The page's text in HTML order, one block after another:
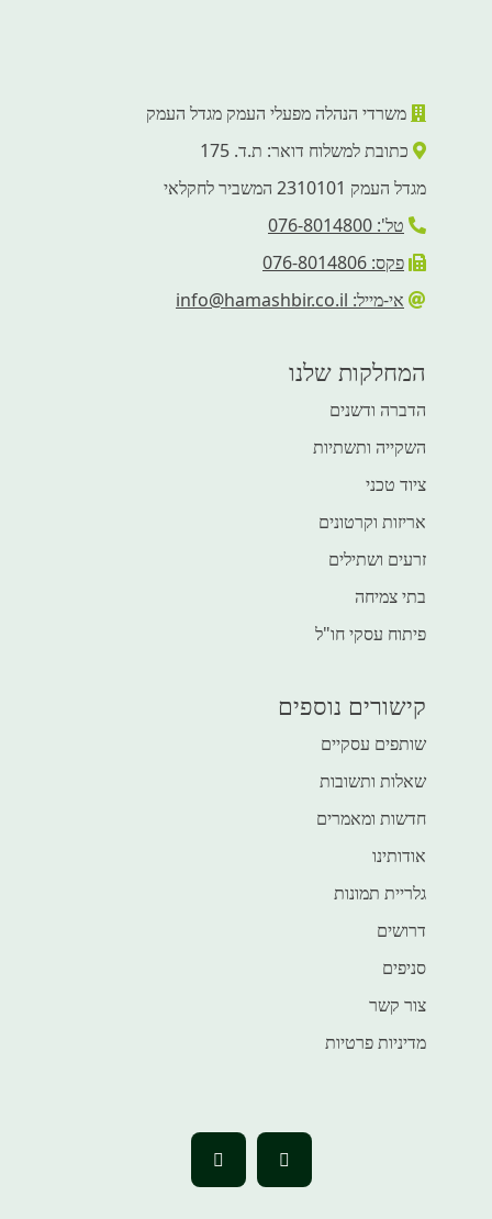
משרדי הנהלה מפעלי העמק מגדל העמק
כתובת למשלוח דואר: ת.ד. 175
מגדל העמק 2310101 המשביר לחקלאי
טל': 076-8014800
פקס: 076-8014806
אי-מייל: info@hamashbir.co.il
המחלקות שלנו
הדברה ודשנים
השקייה ותשתיות
ציוד טכני
אריזות וקרטונים
זרעים ושתילים
בתי צמיחה
פיתוח עסקי חו"ל
קישורים נוספים
שותפים עסקיים
שאלות ותשובות
חדשות ומאמרים
אודותינו
גלריית תמונות
דרושים
סניפים
צור קשר
מדיניות פרטיות